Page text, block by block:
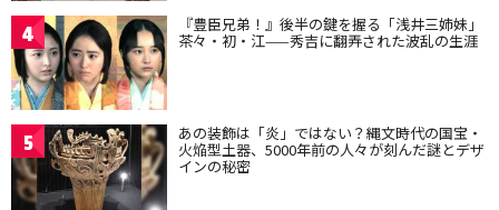
4 『豊臣兄弟！』後半の鍵を握る「浅井三姉妹」
茶々・初・江——秀吉に翻弄された波乱の生涯
5 あの装飾は「炎」ではない？縄文時代の国宝・
火焔型土器、5000年前の人々が刻んだ謎とデザ
インの秘密